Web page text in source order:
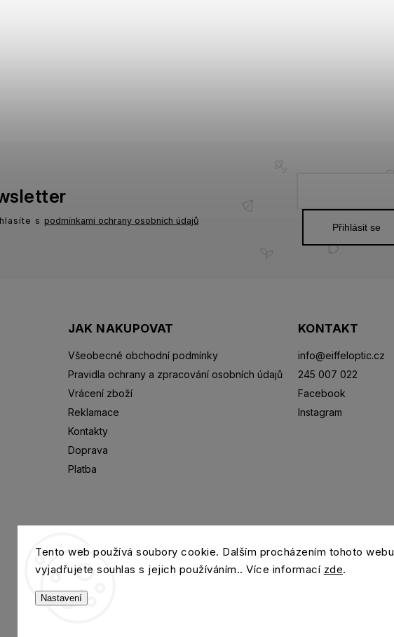
Tento web používá soubory cookie. Dalším procházením tohoto webu
vyjadřujete souhlas s jejich používáním.. Více informací zde.
Nastavení
JAK NAKUPOVAT
Všeobecné obchodní podmínky
Pravidla ochrany a zpracování osobních údajů
Vrácení zboží
Reklamace
Kontakty
Doprava
Platba
KONTAKT
info@eiffeloptic.cz
245 007 022
Facebook
Instagram
s podmínkami ochrany osobních údajů
Přihlásit se